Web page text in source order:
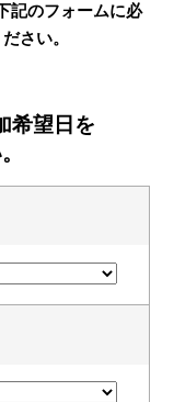
記のフォームに必
さい。
希望日を